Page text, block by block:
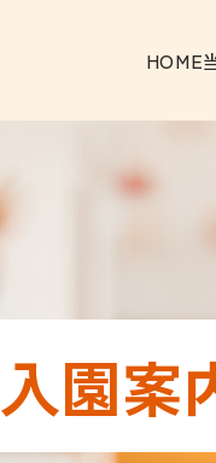
HOME
入園案